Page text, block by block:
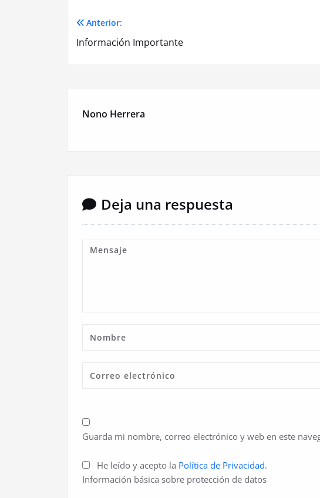
Navegación
Anterior:
Información Importante
Nono Herrera
Deja una respuesta
Guarda mi nombre, correo electrónico y web en este
He leído y acepto la Política de Privacidad.
Información básica sobre protección de datos